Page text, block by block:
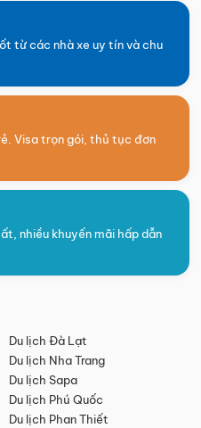
từ các nhà xe uy tín và chu
Visa trọn gói, thủ tục đơn
nhiều khuyến mãi hấp dẫn
Du lịch Đà Lạt
Du lịch Nha Trang
Du lịch Sapa
Du lịch Phú Quốc
Du lịch Phan Thiết